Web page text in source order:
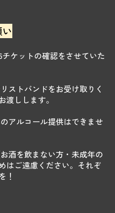
ケットの確認をさせていた
ストバンドをお受け取りく
渡しします。
アルコール提供はできませ
酒を飲まない方・未成年の
はご遠慮ください。それぞ
！